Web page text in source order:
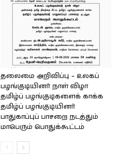
தலைமை அறிவிப்பு – உலகப்
பழங்குடியினர் நாள் விழா
தமிழ்ப் பழங்குடிகளைக் காக்க
தமிழ்ப் பழங்குடியினர்
பாதுகாப்புப் பாசறை நடத்தும்
மாபெரும் பொதுக்கூட்டம்